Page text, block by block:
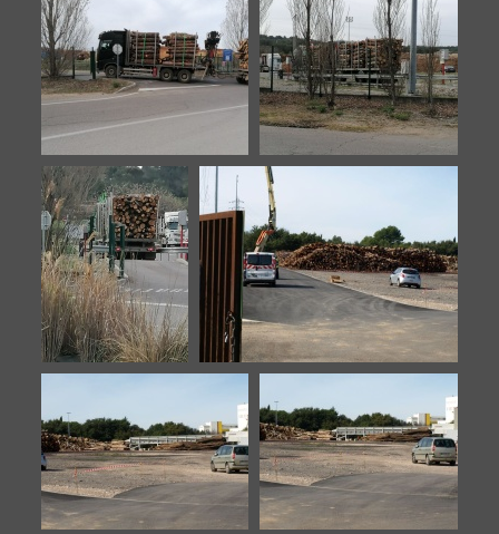
Biomasse-20230330-1 Biomasse-20230330-2
Biomasse-20230330-3 Biomasse-20230330-4
20230330-5